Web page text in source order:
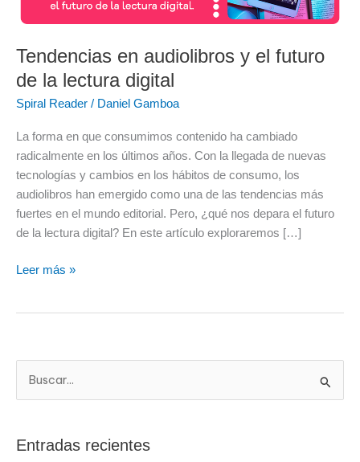
Tendencias en audiolibros y el futuro
de la lectura digital
Spiral Reader / Daniel Gamboa
La forma en que consumimos contenido ha cambiado
radicalmente en los últimos años. Con la llegada de nuevas
tecnologías y cambios en los hábitos de consumo, los
audiolibros han emergido como una de las tendencias más
fuertes en el mundo editorial. Pero, ¿qué nos depara el futuro
de la lectura digital? En este artículo exploraremos […]
de
lectura
digital
Leer más »
c
Entradas recientes